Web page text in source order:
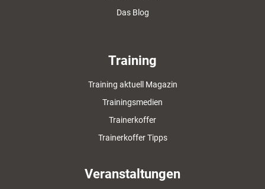
Das Blog
Training
Training aktuell Magazin
Trainingsmedien
Trainerkoffer
Trainerkoffer Tipps
Veranstaltungen